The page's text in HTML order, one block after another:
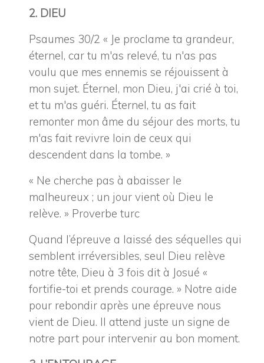
2. DIEU
Psaumes 30/2 « Je proclame ta grandeur,
éternel, car tu m'as relevé, tu n'as pas
voulu que mes ennemis se réjouissent à
mon sujet. Éternel, mon Dieu, j'ai crié à toi,
et tu m'as guéri. Éternel, tu as fait
remonter mon âme du séjour des morts, tu
m'as fait revivre loin de ceux qui
descendent dans la tombe. »
« Ne cherche pas à abaisser le
malheureux ; un jour vient où Dieu le
relève. » Proverbe turc
Quand l’épreuve a laissé des séquelles qui
semblent irréversibles, seul Dieu relève
notre tête, Dieu à 3 fois dit à Josué «
fortifie-toi et prends courage. » Notre aide
pour rebondir après une épreuve nous
vient de Dieu. Il attend juste un signe de
notre part pour intervenir au bon moment.